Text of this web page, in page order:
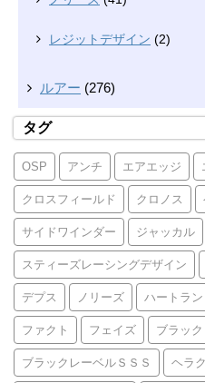
レジットデザイン (2)
ルアー (276)
タグ
OSP アンチ エアエッジ
クロスフィールド クロノス
サイドワインダー ジャッカル
スティーズレーシングデザイン
デプス ノリーズ ハートラン
ファクト フェイズ ブラッ
ブラックレーベルＳＳＳ ヘラ